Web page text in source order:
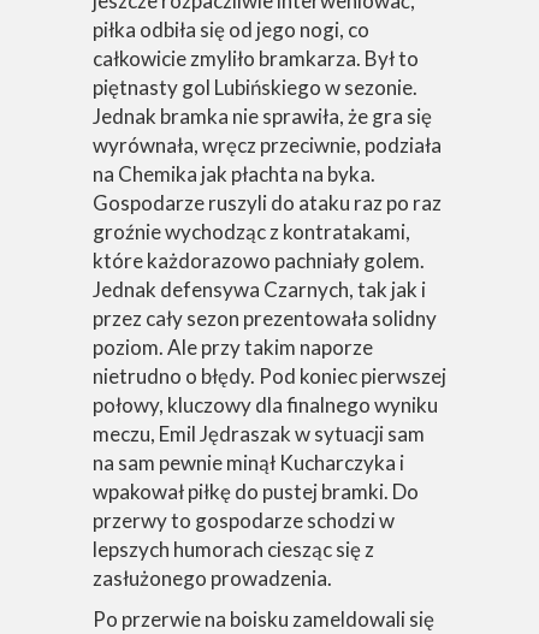
piłka odbiła się od jego nogi, co
całkowicie zmyliło bramkarza. Był to
piętnasty gol Lubińskiego w sezonie.
Jednak bramka nie sprawiła, że gra się
wyrównała, wręcz przeciwnie, podziała
na Chemika jak płachta na byka.
Gospodarze ruszyli do ataku raz po raz
groźnie wychodząc z kontratakami,
które każdorazowo pachniały golem.
Jednak defensywa Czarnych, tak jak i
przez cały sezon prezentowała solidny
poziom. Ale przy takim naporze
nietrudno o błędy. Pod koniec pierwszej
połowy, kluczowy dla finalnego wyniku
meczu, Emil Jędraszak w sytuacji sam
na sam pewnie minął Kucharczyka i
wpakował piłkę do pustej bramki. Do
przerwy to gospodarze schodzi w
lepszych humorach ciesząc się z
zasłużonego prowadzenia.
Po przerwie na boisku zameldowali się